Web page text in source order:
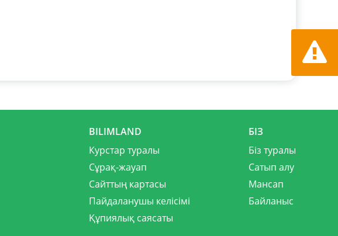
Қате
BILIMLAND
Курстар туралы
Сұрақ-жауап
Сайттың картасы
Пайдаланушы келісімі
Құпиялық саясаты
БІЗ
Біз туралы
Сатып алу
Мансап
Байланыс